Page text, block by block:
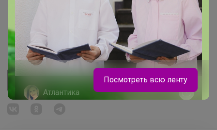
Розыгрыш - Генератор случайных чисел
Укорачиватель ссылок
Атлантика
Посмотреть всю ленту